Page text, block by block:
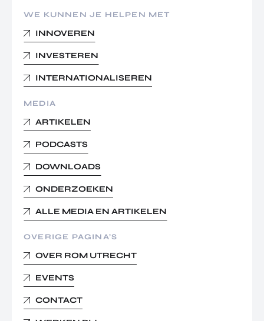
WE KUNNEN JE HELPEN MET
INNOVEREN
INVESTEREN
INTERNATIONALISEREN
MEDIA
ARTIKELEN
PODCASTS
DOWNLOADS
ONDERZOEKEN
ALLE MEDIA EN ARTIKELEN
OVERIGE PAGINA’S
OVER ROM UTRECHT
EVENTS
CONTACT